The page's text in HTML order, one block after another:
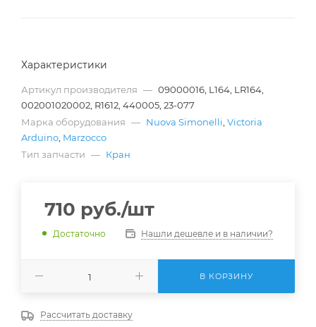
Характеристики
Артикул производителя — 09000016, L164, LR164,
002001020002, R1612, 440005, 23-077
Марка оборудования — Nuova Simonelli Victoria
Arduino Marzocco
Тип запчасти — Кран
710 руб./шт
Достаточно Нашли дешевле и в наличии?
В КОРЗИНУ
Рассчитать доставку